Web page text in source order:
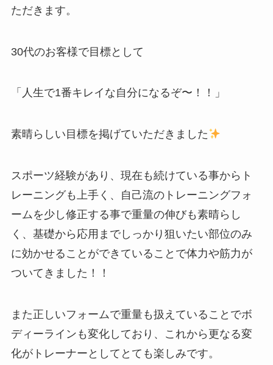
ただきます。
30代のお客様で目標として
「人生で1番キレイな自分になるぞ〜！！」
素晴らしい目標を掲げていただきました
スポーツ経験があり、現在も続けている事からト
レーニングも上手く、自己流のトレーニングフォ
ームを少し修正する事で重量の伸びも素晴らし
く、基礎から応用までしっかり狙いたい部位のみ
に効かせることができていることで体力や筋力が
ついてきました！！
また正しいフォームで重量も扱えていることでボ
ディーラインも変化しており、これから更なる変
化がトレーナーとしてとても楽しみです。